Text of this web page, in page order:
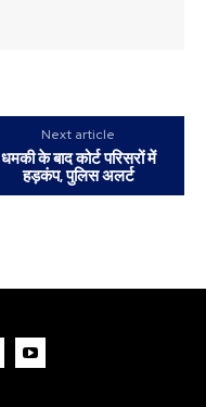
Next article
धमकी के बाद कोर्ट परिसरों में
हड़कंप, पुलिस अलर्ट